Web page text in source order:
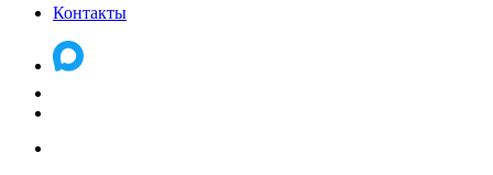
Контакты